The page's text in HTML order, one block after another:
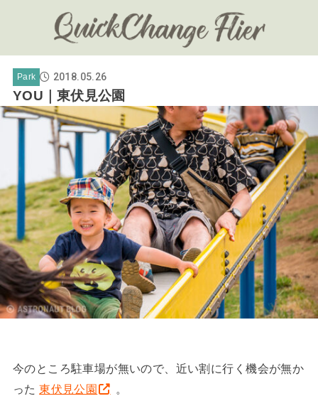
Park 2018.05.26
YOU｜東伏見公園
今のところ駐車場が無いので、近い割に行く機会が無か
った東伏見公園
。